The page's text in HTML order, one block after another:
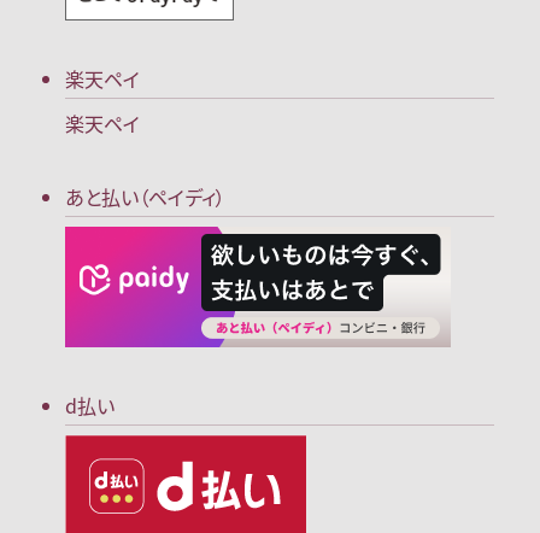
楽天ペイ
楽天ペイ
あと払い（ペイディ）
d払い